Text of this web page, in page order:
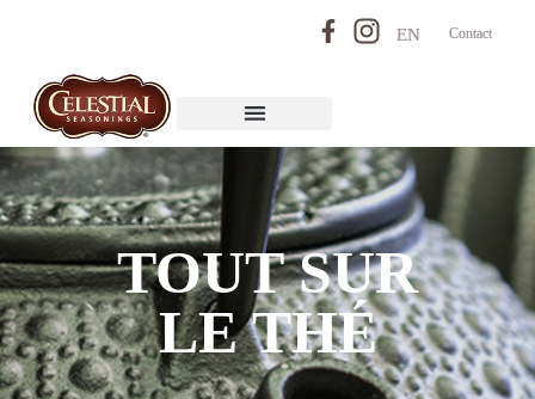
Contact
EN
TOUT SUR
LE THÉ